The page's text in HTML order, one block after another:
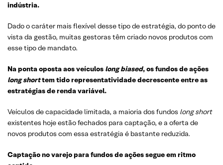
indústria.
Dado o caráter mais flexível desse tipo de estratégia, do ponto de
vista da gestão, muitas gestoras têm criado novos produtos com
esse tipo de mandato.
Na ponta oposta aos veículos long biased, os fundos de ações
longshorttem tido representatividade decrescente entre as
estratégias de renda variável.
Veículos de capacidade limitada, a maioria dos fundos longshort
existentes hoje estão fechados para captação, e a oferta de
novos produtos com essa estratégia é bastante reduzida.
Captação novarejoparafundosdeaçõessegueemritmo